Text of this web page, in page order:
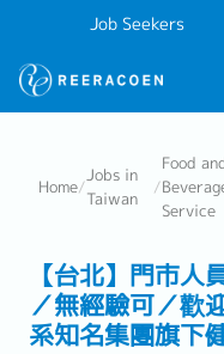
Job Seekers
Home/
Jobs in
Taiwan
/
Food
Service
【台北】門市
／無經驗可／歡
系知名集團旗下